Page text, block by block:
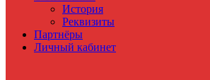
История
Реквизиты
Партнёры
Личный кабинет